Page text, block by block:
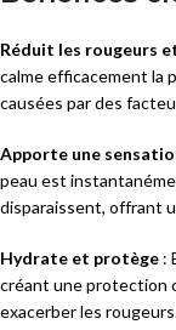
Réduit les rougeurs
calme efficacement la
causées par des
Apporte une
peau est
disparaissent, offrant
Hydrate et protège :
créant une protection
exacerber les